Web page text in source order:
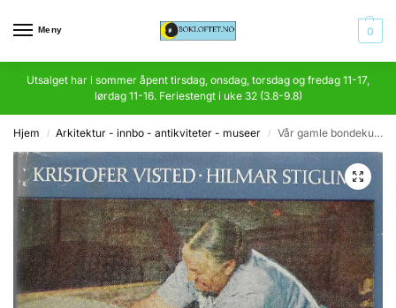
Meny 0
Utsalget har i sommer åpent tirsdag, onsdag, torsdag og fredag 11-17,
lørdag 11-16. Feriestengt i uke 32 (3.8-9.8)
Hjem / Arkitektur - innbo - antikviteter - museer / Vår gamle bondekultur – bind II